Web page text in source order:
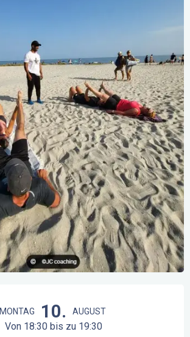
MONTAG 10. AUGUST
Von 18:30 bis zu 19:30